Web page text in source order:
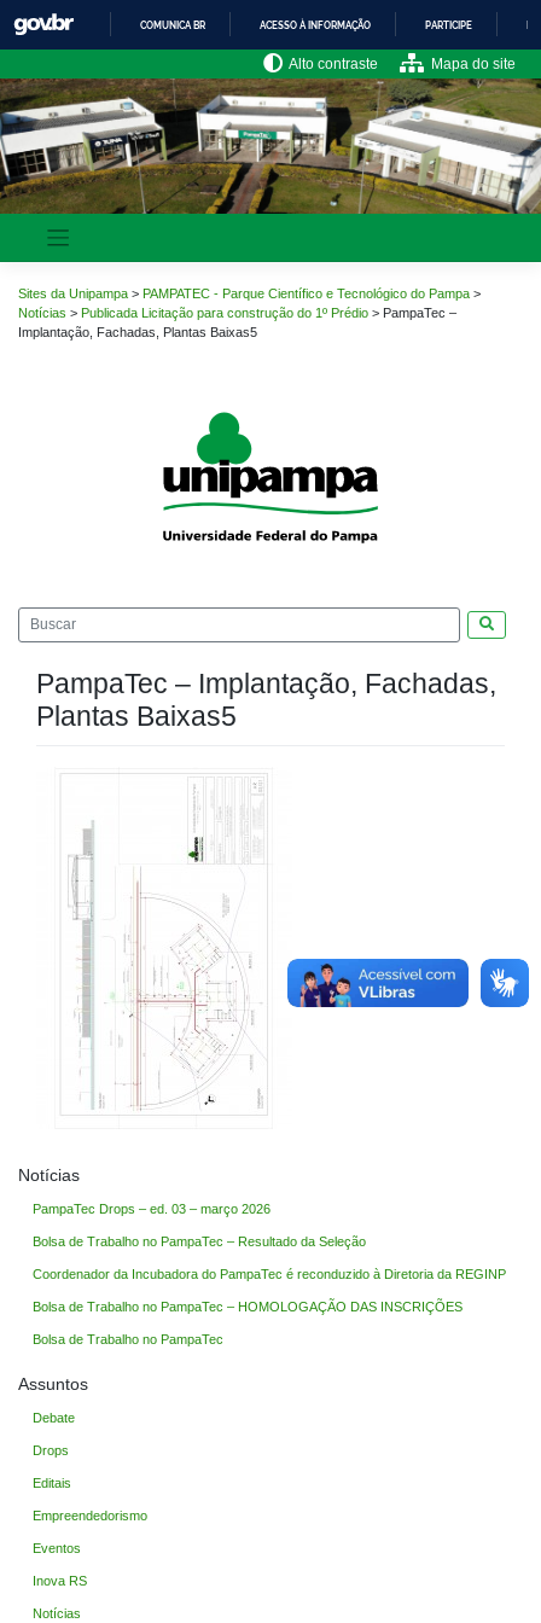
para
o
conteúdo
IR
PARA
O
CONTEÚDO
COMUNICA BR ACESSO À INFORMAÇÃO PARTICIPE
Alto contraste Mapa do site
Sites da Unipampa > PAMPATEC - Parque Científico e Tecnológico do Pampa >
Notícias > Publicada Licitação para construção do 1º Prédio > PampaTec –
Implantação, Fachadas, Plantas Baixas5
PampaTec – Implantação, Fachadas,
Plantas Baixas5
Notícias
PampaTec Drops – ed. 03 – março 2026
Bolsa de Trabalho no PampaTec – Resultado da Seleção
Coordenador da Incubadora do PampaTec é reconduzido à Diretoria da REGINP
Bolsa de Trabalho no PampaTec – HOMOLOGAÇÃO DAS INSCRIÇÕES
Bolsa de Trabalho no PampaTec
Assuntos
Debate
Drops
Editais
Empreendedorismo
Eventos
Inova RS
Notícias